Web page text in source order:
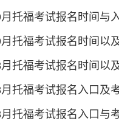
托福考试报名时间与
托福考试报名时间以
托福考试报名时间以
托福考试报名入口及
托福考试报名入口与